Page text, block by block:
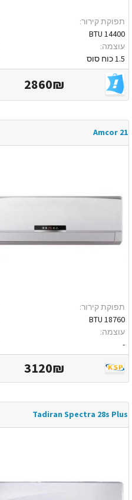
תפוקת קירור:
14400 BTU
עוצמה:
1.5 כוח סוס
2860₪
Amcor 21
תפוקת קירור:
18760 BTU
עוצמה:
-
3120₪
Tadiran Spectra 28s Plus